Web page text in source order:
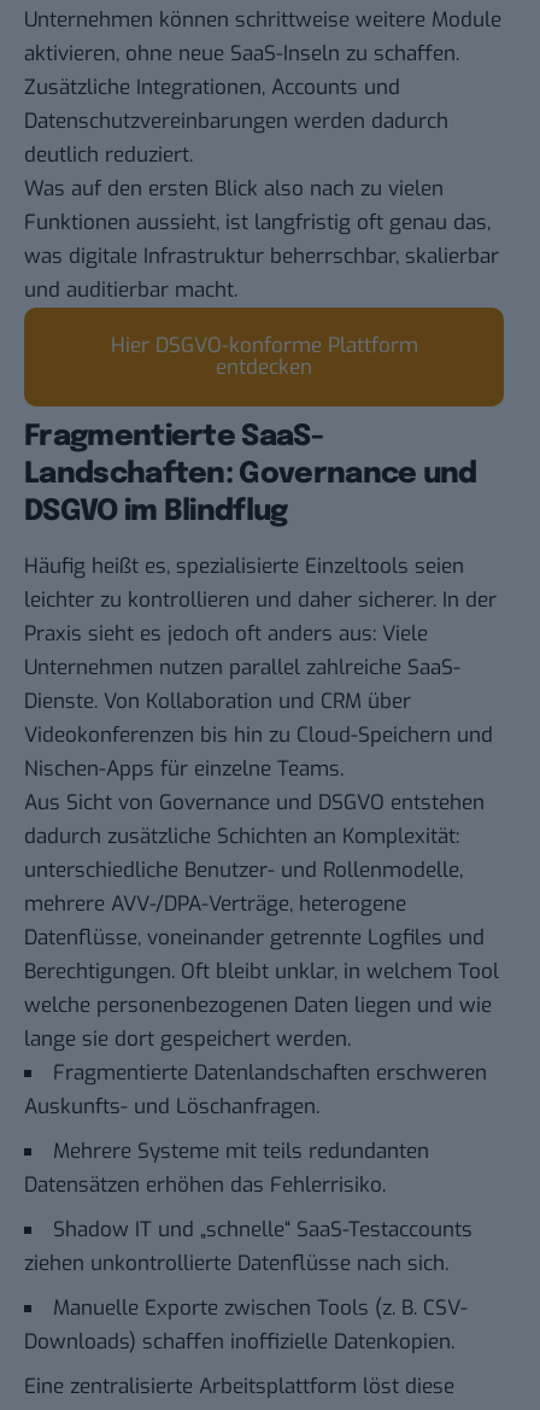
Unternehmen können schrittweise weitere Module
aktivieren, ohne neue SaaS-Inseln zu schaffen.
Zusätzliche Integrationen, Accounts und
Datenschutzvereinbarungen werden dadurch
deutlich reduziert.
Was auf den ersten Blick also nach zu vielen
Funktionen aussieht, ist langfristig oft genau das,
was digitale Infrastruktur beherrschbar, skalierbar
und auditierbar macht.
Hier DSGVO-konforme Plattform
entdecken
Fragmentierte SaaS-
Landschaften: Governance und
DSGVO im Blindflug
Häufig heißt es, spezialisierte Einzeltools seien
leichter zu kontrollieren und daher sicherer. In der
Praxis sieht es jedoch oft anders aus: Viele
Unternehmen nutzen parallel zahlreiche SaaS-
Dienste. Von Kollaboration und CRM über
Videokonferenzen bis hin zu Cloud-Speichern und
Nischen-Apps für einzelne Teams.
Aus Sicht von Governance und DSGVO entstehen
dadurch zusätzliche Schichten an Komplexität:
unterschiedliche Benutzer- und Rollenmodelle,
mehrere AVV-/DPA-Verträge, heterogene
Datenflüsse, voneinander getrennte Logfiles und
Berechtigungen. Oft bleibt unklar, in welchem Tool
welche personenbezogenen Daten liegen und wie
lange sie dort gespeichert werden.
Fragmentierte Datenlandschaften erschweren
Auskunfts- und Löschanfragen.
Mehrere Systeme mit teils redundanten
Datensätzen erhöhen das Fehlerrisiko.
Shadow IT und „schnelle“ SaaS-Testaccounts
ziehen unkontrollierte Datenflüsse nach sich.
Manuelle Exporte zwischen Tools (z. B. CSV-
Downloads) schaffen inoffizielle Datenkopien.
Eine zentralisierte Arbeitsplattform löst diese